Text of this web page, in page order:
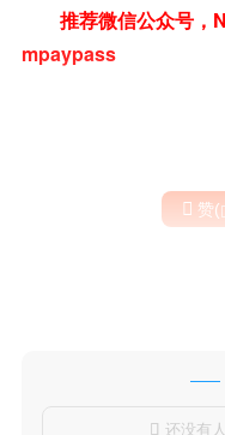
推荐微信公众号，
mpaypass
 赞(
 还没有